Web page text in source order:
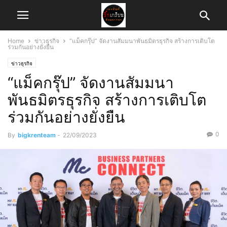
Home ข่าวธุรกิจ
“แม็คกรุ๊ป” จัดงานสัมมนาพันธมิตรธุรกิจ สร้างการเติบโต
ร่วมกันอย่างยั่งยืน
ข่าวธุรกิจ
“แม็คกรุ๊ป” จัดงานสัมมนา
พันธมิตรธุรกิจ สร้างการเติบโต
ร่วมกันอย่างยั่งยืน
By bigkrenteam - 22/09/2023 0